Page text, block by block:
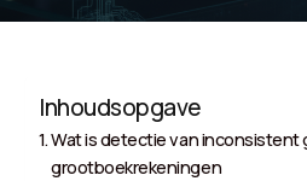
Inhoudsopgave
Wat is detectie van inconsistent
grootboekrekeningen